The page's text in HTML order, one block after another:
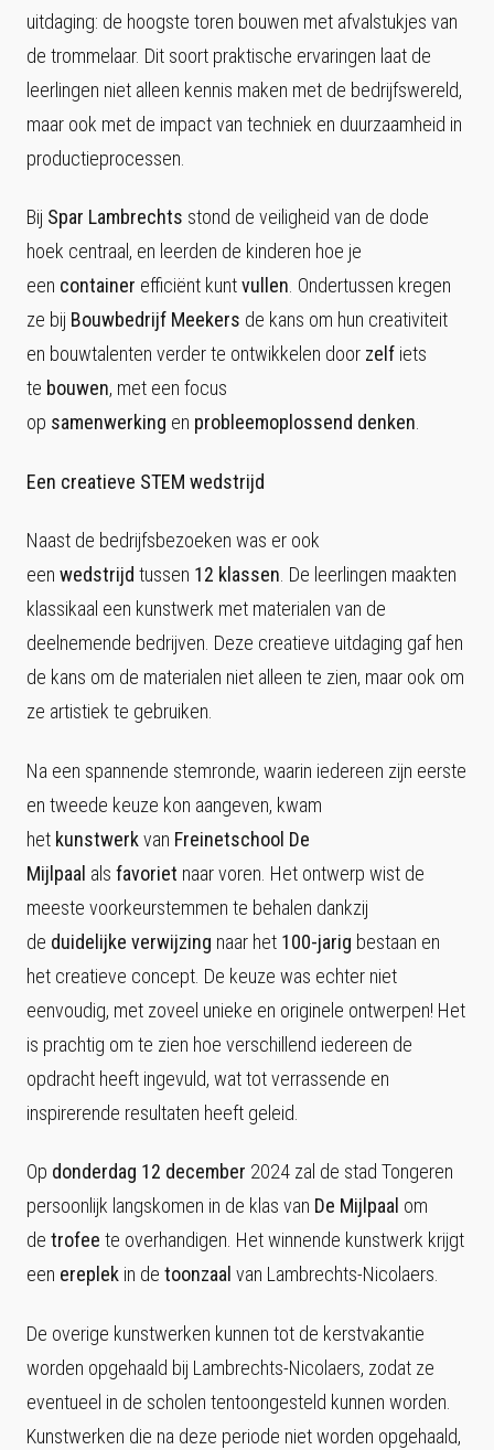
uitdaging: de hoogste toren bouwen met afvalstukjes van
de trommelaar. Dit soort praktische ervaringen laat de
leerlingen niet alleen kennis maken met de bedrijfswereld,
maar ook met de impact van techniek en duurzaamheid in
productieprocessen.
Bij Spar Lambrechts stond de veiligheid van de dode
hoek centraal, en leerden de kinderen hoe je
een container efficiënt kuntvullen. Ondertussen kregen
ze bij Bouwbedrijf Meekers de kans om hun creativiteit
en bouwtalenten verder te ontwikkelen door zelf iets
te bouwen, met een focus
op samenwerking en probleemoplossend denken.
Een creatieve STEM wedstrijd
Naast de bedrijfsbezoeken was er ook
een wedstrijd tussen 12 klassen. De leerlingen maakten
klassikaal een kunstwerk met materialen van de
deelnemende bedrijven. Deze creatieve uitdaging gaf hen
de kans om de materialen niet alleen te zien, maar ook om
ze artistiek te gebruiken.
Na een spannende stemronde, waarin iedereen zijn eerste
en tweede keuze kon aangeven, kwam
het kunstwerkvan Freinetschool De
Mijlpaal als favoriet naar voren. Het ontwerp wist de
meeste voorkeurstemmen te behalen dankzij
de duidelijke verwijzing naar het 100-jarig bestaan en
het creatieve concept. De keuze was echter niet
eenvoudig, met zoveel unieke en originele ontwerpen! Het
is prachtig om te zien hoe verschillend iedereen de
opdracht heeft ingevuld, wat tot verrassende en
inspirerende resultaten heeft geleid.
Op donderdag 12 december 2024 zal de stad Tongeren
persoonlijk langskomen in de klas van De Mijlpaal om
de trofee te overhandigen. Het winnende kunstwerk krijgt
een ereplek in de toonzaal van Lambrechts-Nicolaers.
De overige kunstwerken kunnen tot de kerstvakantie
worden opgehaald bij Lambrechts-Nicolaers, zodat ze
eventueel in de scholen tentoongesteld kunnen worden.
Kunstwerken die na deze periode niet worden opgehaald,